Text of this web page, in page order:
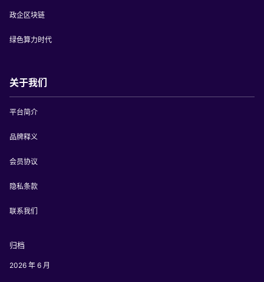
政企区块链
绿色算力时代
关于我们
平台简介
品牌释义
会员协议
隐私条款
联系我们
归档
2026 年 6 月